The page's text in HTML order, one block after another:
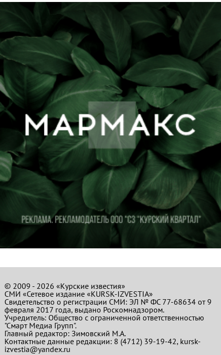
© 2009 - 2026 «Курские известия»
СМИ «Сетевое издание «KURSK-IZVESTIA»
Свидетельство о регистрации СМИ: ЭЛ № ФС 77-68634 от 9
февраля 2017 года, выдано Роскомнадзором.
Учредитель: Общество с ограниченной ответственностью
"Смарт Медиа Групп".
Главный редактор:Зимовский М.А.
Контактные данные редакции: 8 (4712) 39-19-42, kursk-
izvestia@yandex.ru